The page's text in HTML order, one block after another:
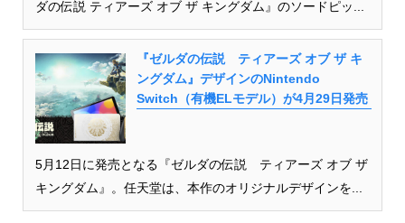
ダの伝説 ティアーズ オブ ザ キングダム』のソードピッ...
『ゼルダの伝説 ティアーズ オブ ザ キ
ングダム』デザインのNintendo
Switch（有機ELモデル）が4月29日発売
5月12日に発売となる『ゼルダの伝説 ティアーズ オブ ザ
キングダム』。任天堂は、本作のオリジナルデザインを...